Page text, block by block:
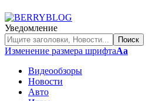
Уведомление
Изменение размера шрифтаАа
Видеообзоры
Новости
Авто